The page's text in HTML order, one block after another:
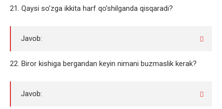
21. Qaysi so’zga ikkita harf qo’shilganda qisqaradi?
Javob:
22. Biror kishiga bergandan keyin nimani buzmaslik kerak?
Javob: